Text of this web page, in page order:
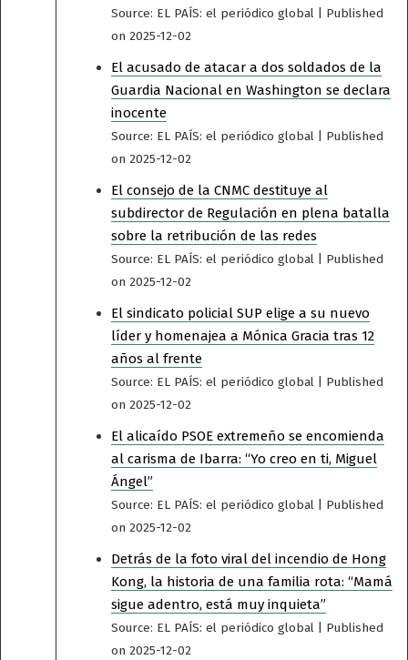
Source: EL PAÍS: el periódico global
Published
on 2025-12-02
El acusado de atacar a dos soldados de la
Guardia Nacional en Washington se declara
inocente
Source: EL PAÍS: el periódico global
Published
on 2025-12-02
El consejo de la CNMC destituye al
subdirector de Regulación en plena batalla
sobre la retribución de las redes
Source: EL PAÍS: el periódico global
Published
on 2025-12-02
El sindicato policial SUP elige a su nuevo
líder y homenajea a Mónica Gracia tras 12
años al frente
Source: EL PAÍS: el periódico global
Published
on 2025-12-02
El alicaído PSOE extremeño se encomienda
al carisma de Ibarra: “Yo creo en ti, Miguel
Ángel”
Source: EL PAÍS: el periódico global
Published
on 2025-12-02
Detrás de la foto viral del incendio de Hong
Kong, la historia de una familia rota: “Mamá
sigue adentro, está muy inquieta”
Source: EL PAÍS: el periódico global
Published
on 2025-12-02